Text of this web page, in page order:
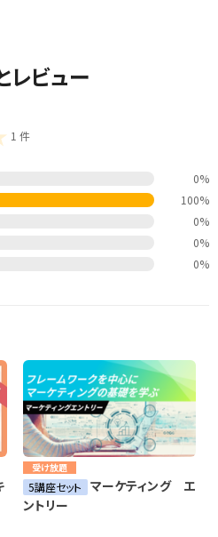
発、ネットワーク構築、サーバー運用、情報
撮影も多く担当している。
レビュー
1 件
0%
100%
0%
0%
0%
受け放題
5講座セット マーケティング エ
ントリー